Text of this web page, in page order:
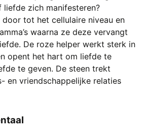
liefde zich manifesteren?
tot het cellulaire niveau en
waarna ze deze vervangt
De roze helper werkt sterk in
opent het hart om liefde te
te geven. De steen trekt
en vriendschappelijke relaties